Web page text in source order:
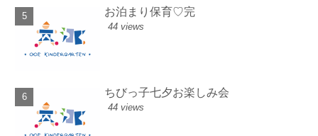
お泊まり保育♡完
44 views
ちびっ子七夕お楽しみ会
44 views